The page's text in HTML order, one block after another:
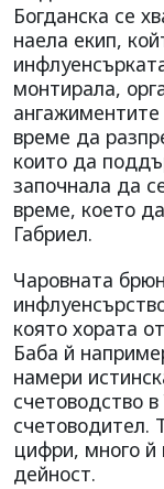
Богданска се
наела екип,
монтирала,
време да
които да
започнала да
време, което
Габриел.
Чаровната
която хората
Баба й
намери
счетоводство
счетоводител.
цифри, много й
дейност.